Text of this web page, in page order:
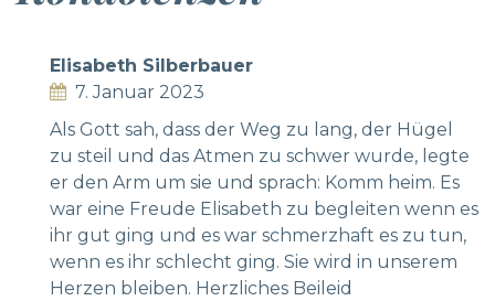
Elisabeth Silberbauer
7. Januar 2023
Als Gott sah, dass der Weg zu lang, der Hügel
zu steil und das Atmen zu schwer wurde, legte
er den Arm um sie und sprach: Komm heim. Es
war eine Freude Elisabeth zu begleiten wenn es
ihr gut ging und es war schmerzhaft es zu tun,
wenn es ihr schlecht ging. Sie wird in unserem
Herzen bleiben. Herzliches Beileid